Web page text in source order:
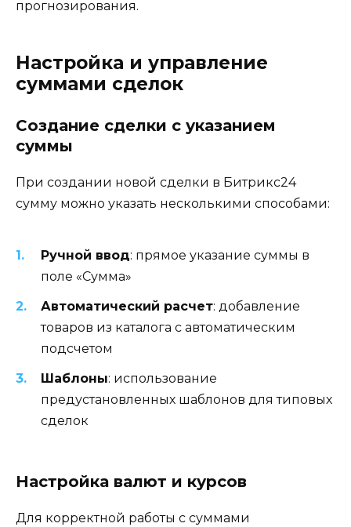
прогнозирования.
Настройка и управление
суммами сделок
Создание сделки с указанием
суммы
При создании новой сделки в Битрикс24
сумму можно указать несколькими способами:
Ручной ввод: прямое указание суммы в
поле «Сумма»
Автоматический расчет: добавление
товаров из каталога с автоматическим
подсчетом
Шаблоны: использование
предустановленных шаблонов для типовых
сделок
Настройка валют и курсов
Для корректной работы с суммами